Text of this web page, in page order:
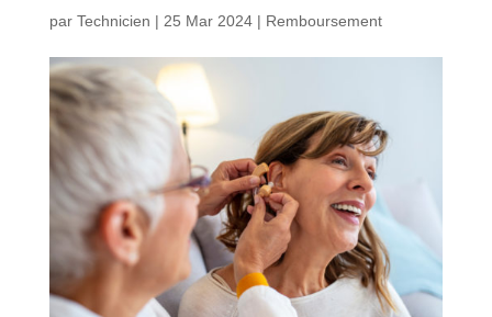
par Technicien | 25 Mar 2024| Remboursement